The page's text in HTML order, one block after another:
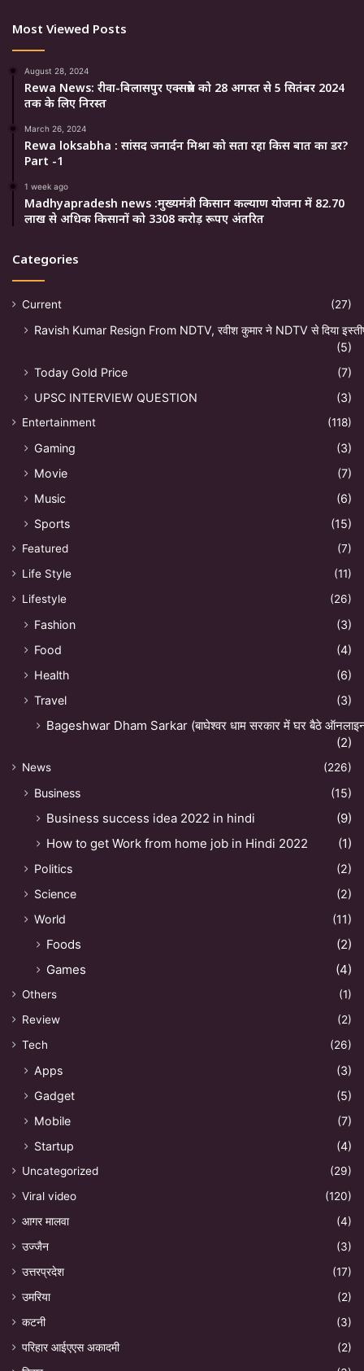
Most Viewed Posts
August 28, 2024
Rewa News: रीवा-बिलासपुर एक्सप्रेस को 28 अगस्त से 5 सितंबर 2024
तक के लिए निरस्त
March 26, 2024
Rewa loksabha : सांसद जनार्दन मिश्रा को सता रहा किस बात का डर?
Part -1
1 week ago
Madhyapradesh news :मुख्यमंत्री किसान कल्याण योजना में 82.70
लाख से अधिक किसानों को 3308 करोड़ रूपए अंतरित
Categories
Current (27)
Ravish Kumar Resign From NDTV, रवीश कुमार ने NDTV से दिया
(5)
Today Gold Price
(7)
UPSC INTERVIEW QUESTION
(3)
Entertainment (118)
Gaming
(3)
Movie
(7)
Music
(6)
Sports
(15)
Featured
(7)
Life Style
(11)
Lifestyle
(26)
Fashion
(3)
Food
(4)
Health
(6)
Travel
(3)
Bageshwar Dham Sarkar (बाघेश्वर धाम सरकार में घर बैठे
(2)
News (226)
Business (15)
Business success idea 2022 in hindi
(9)
How to get Work from home job in Hindi 2022
(1)
Politics
(2)
Science
(2)
World
(11)
Foods
(2)
Games
(4)
Others
(1)
Review
(2)
Tech
(26)
Apps
(3)
Gadget
(5)
Mobile
(7)
Startup
(4)
Uncategorized
(29)
Viral video
(120)
आगर मालवा
(4)
उज्जैन
(3)
उत्तरप्रदेश
(17)
उमरिया
(2)
कटनी
(3)
परिहार आईएएस अकादमी
(2)